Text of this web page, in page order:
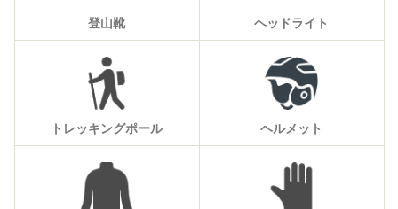
登山靴 ヘッドライト
トレッキングポール ヘルメット